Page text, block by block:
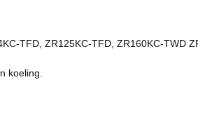
TFD, ZR125KC-TFD, ZR160KC-TWD
koeling.